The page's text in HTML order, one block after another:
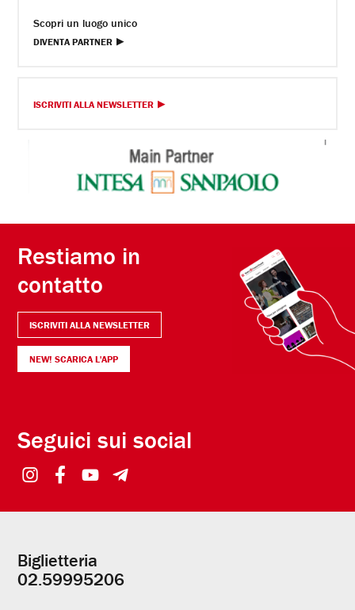
Scopri un luogo unico
DIVENTA PARTNER
ISCRIVITI ALLA NEWSLETTER
Restiamo in
contatto
ISCRIVITI ALLA NEWSLETTER
NEW! SCARICA L'APP
Seguici sui social
Informazioni
utili
Biglietteria
02.59995206